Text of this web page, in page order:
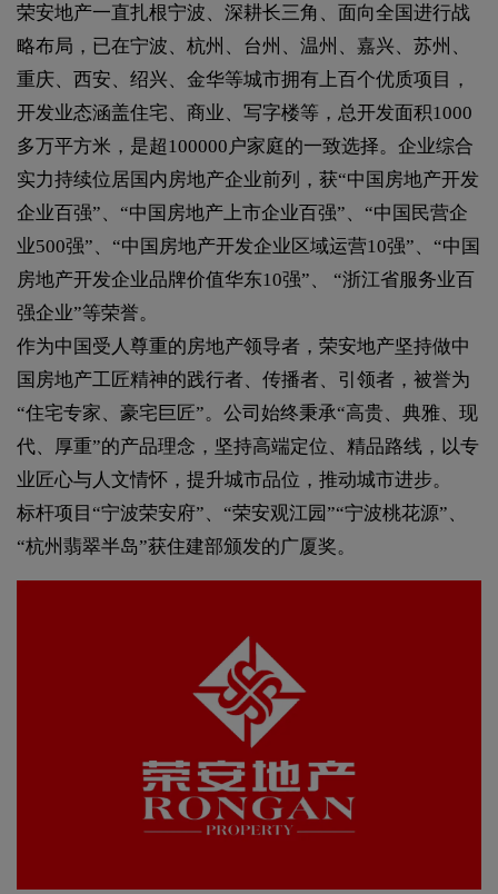
荣安地产一直扎根宁波、深耕长三角、面向全国进行战
略布局，已在宁波、杭州、台州、温州、嘉兴、苏州、
重庆、西安、绍兴、金华等城市拥有上百个优质项目，
开发业态涵盖住宅、商业、写字楼等，总开发面积1000
多万平方米，是超100000户家庭的一致选择。企业综合
实力持续位居国内房地产企业前列，获“中国房地产开发
企业百强”、“中国房地产上市企业百强”、“中国民营企
业500强”、“中国房地产开发企业区域运营10强”、“中国
房地产开发企业品牌价值华东10强”、 “浙江省服务业百
强企业”等荣誉。
作为中国受人尊重的房地产领导者，荣安地产坚持做中
国房地产工匠精神的践行者、传播者、引领者，被誉为
“住宅专家、豪宅巨匠”。公司始终秉承“高贵、典雅、现
代、厚重”的产品理念，坚持高端定位、精品路线，以专
业匠心与人文情怀，提升城市品位，推动城市进步。
标杆项目“宁波荣安府”、“荣安观江园”“宁波桃花源”、
“杭州翡翠半岛”获住建部颁发的广厦奖。